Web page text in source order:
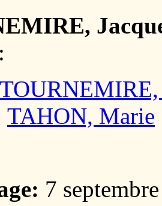
:
TOURNEMIRE,
TAHON, Marie
7